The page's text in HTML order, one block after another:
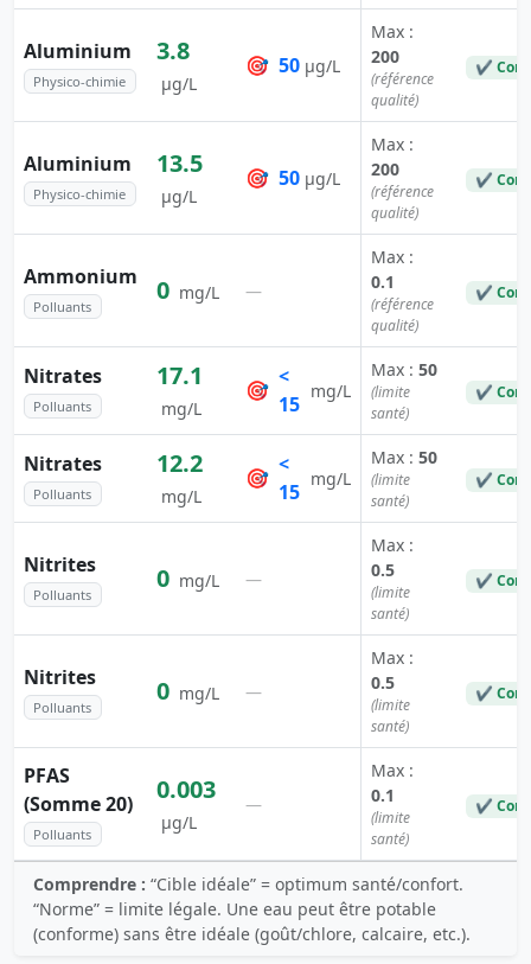
Aluminium
Physico-chimie
3.8
µg/L
🎯 50 µg/L
Max :
200
(référence
qualité)
✔
Aluminium
Physico-chimie
13.5
µg/L
🎯 50 µg/L
Max :
200
(référence
qualité)
✔
Ammonium
Polluants
0 mg/L —
Max :
0.1
(référence
qualité)
✔
Nitrates
Polluants
17.1
mg/L
🎯
<
15
mg/L
Max : 50
(limite
santé)
✔
Nitrates
Polluants
12.2
mg/L
🎯
<
15
mg/L
Max : 50
(limite
santé)
✔
Nitrites
Polluants
0 mg/L —
Max :
0.5
(limite
santé)
✔
Nitrites
Polluants
0 mg/L —
Max :
0.5
(limite
santé)
✔
PFAS
(Somme 20)
Polluants
0.003
µg/L
—
Max :
0.1
(limite
santé)
✔
Comprendre : “Cible idéale” = optimum santé/confort.
“Norme” = limite légale. Une eau peut être potable
(conforme) sans être idéale (goût/chlore, calcaire, etc.).